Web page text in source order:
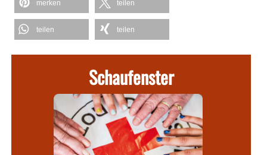
merken teilen
teilen teilen
Schaufenster